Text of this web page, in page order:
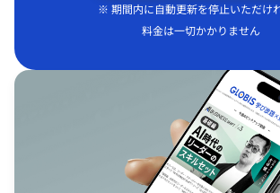
※ 期間内に自動更新を停止いただけれ
料金は一切かかりません